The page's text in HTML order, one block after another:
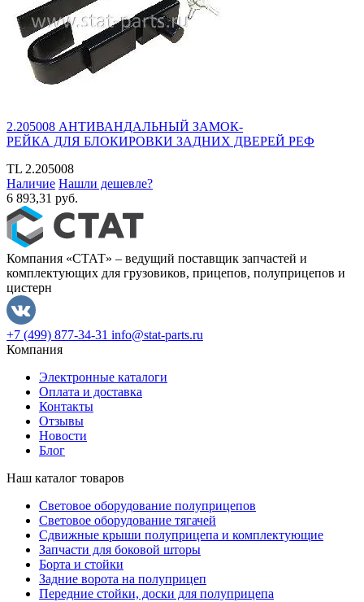
2.205008 АНТИВАНДАЛЬНЫЙ ЗАМОК-
РЕЙКА ДЛЯ БЛОКИРОВКИ ЗАДНИХ ДВЕРЕЙ РЕФ
TL 2.205008
Наличие Нашли дешевле?
6 893,31 руб.
Компания «СТАТ» – ведущий поставщик запчастей и
комплектующих для грузовиков, прицепов, полуприцепов и
цистерн
+7 (499) 877-34-31 info@stat-parts.ru
Компания
Электронные каталоги
Оплата и доставка
Контакты
Отзывы
Новости
Блог
Наш каталог товаров
Световое оборудование полуприцепов
Световое оборудование тягачей
Сдвижные крыши полуприцепа и комплектующие
Запчасти для боковой шторы
Борта и стойки
Задние ворота на полуприцеп
Передние стойки, доски для полуприцепа